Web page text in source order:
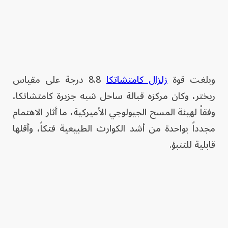
وبلغت قوةزلزال كامتشاتكا
8.8 درجة على مقياس
ريختر، وكان مركزه قبالة ساحل شبه جزيرة كامتشاتكا،
وفقاً لهيئة المسح الجيولوجي الأميركية، ما أثار الاهتمام
مجدداً بواحدة من أشد الكوارث الطبيعية فتكاً، وأقلها
قابلية للتنبؤ.